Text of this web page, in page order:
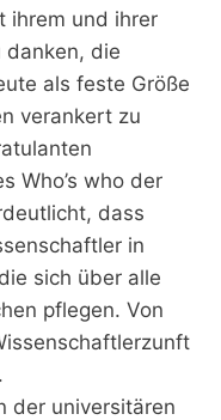
ihrem und ihrer
danken, die
als feste Größe
verankert zu
Who’s who der
dass
in
sich über alle
pflegen. Von
der universitären